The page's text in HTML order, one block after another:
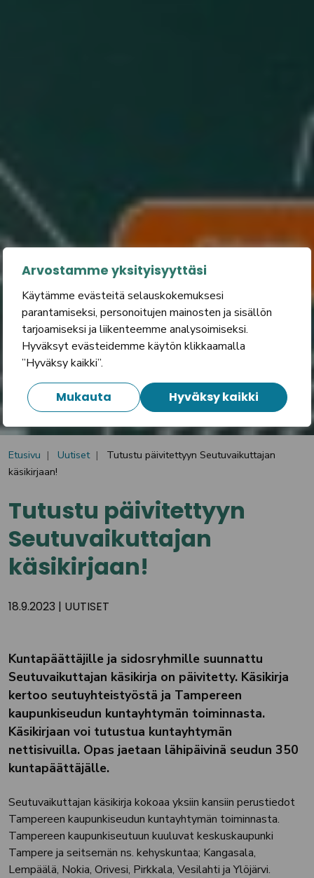
Arvostamme yksityisyyttäsi
Käytämme evästeitä selauskokemuksesi
parantamiseksi, personoitujen mainosten ja sisällön
tarjoamiseksi ja liikenteemme analysoimiseksi.
Hyväksyt evästeidemme käytön klikkaamalla
”Hyväksy kaikki”.
Mukauta Hyväksy kaikki
Etusivu Uutiset
Tutustu päivitettyyn Seutuvaikuttajan
käsikirjaan!
Tutustu päivitettyyn
Seutuvaikuttajan
käsikirjaan!
18.9.2023 | UUTISET
Kuntapäättäjille ja sidosryhmille suunnattu
Seutuvaikuttajan käsikirja on päivitetty. Käsikirja
kertoo seutuyhteistyöstä ja Tampereen
kaupunkiseudun kuntayhtymän toiminnasta.
Käsikirjaan voi tutustua kuntayhtymän
nettisivuilla. Opas jaetaan lähipäivinä seudun 350
kuntapäättäjälle.
Seutuvaikuttajan käsikirja kokoaa yksiin kansiin perustiedot
Tampereen kaupunkiseudun kuntayhtymän toiminnasta.
Tampereen kaupunkiseutuun kuuluvat keskuskaupunki
Tampere ja seitsemän ns. kehyskuntaa; Kangasala,
Lempäälä, Nokia, Orivesi, Pirkkala, Vesilahti ja Ylöjärvi.